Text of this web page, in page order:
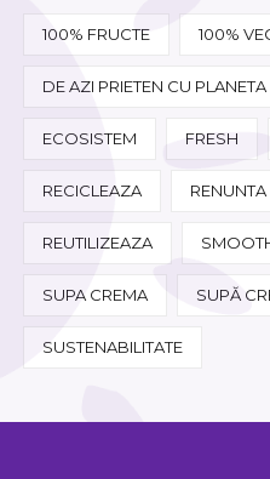
100% FRUCTE 100%
DE AZI PRIETEN CU PLANETA
ECOSISTEM FRESH
RECICLEAZA
REUTILIZEAZA
SUPA CREMA SUPĂ
SUSTENABILITATE